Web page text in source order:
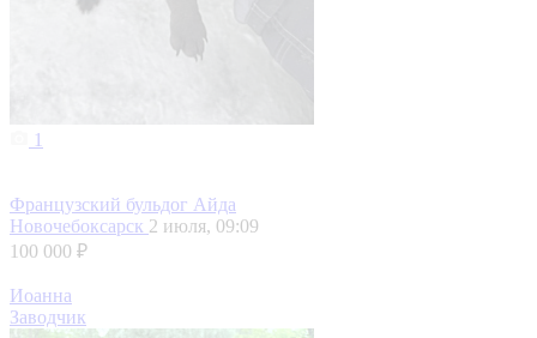
1
Французский бульдог Айда
Новочебоксарск 2 июля, 09:09
100 000 ₽
Иоанна
Заводчик